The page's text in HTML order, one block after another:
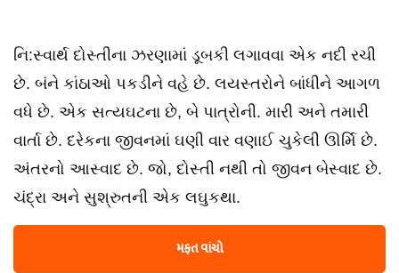
નિ:સ્વાર્થ દોસ્તીના ઝરણામાં ડૂબકી લગાવવા એક નદી રચી
છે. બંને કાંઠાઓ પકડીને વહે છે. લયસ્તરોને બાંધીને આગળ
વધે છે. એક સત્યઘટના છે, બે પાત્રોની. મારી અને તમારી
વાર્તા છે. દરેકના જીવનમાં ઘણી વાર વણાઈ ચુકેલી ઊર્મિ છે.
અંતરનો આસ્વાદ છે. જો, દોસ્તી નથી તો જીવન બેસ્વાદ છે.
ચંદ્રા અને સુશ્રુતની એક લઘુકથા.
મફત વાંચો